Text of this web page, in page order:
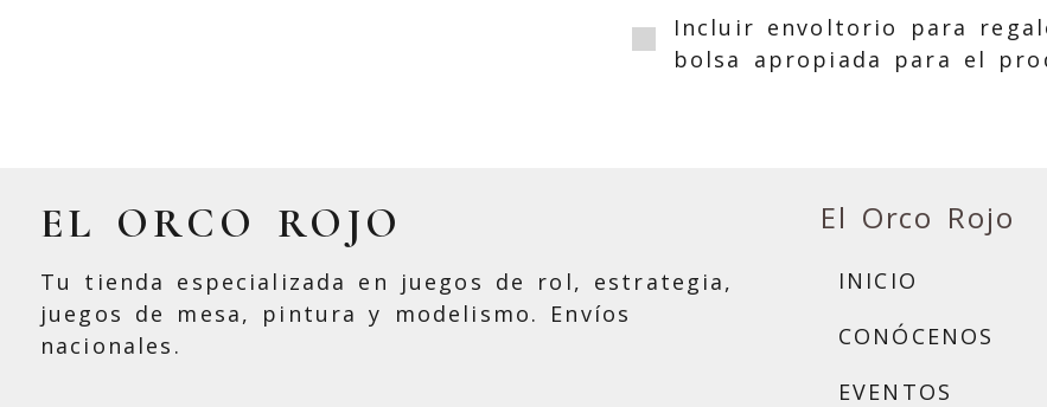
Incluir envoltorio para
bolsa apropiada para el
EL ORCO ROJO
Tu tienda especializada en juegos de rol, estrategia,
juegos de mesa, pintura y modelismo. Envíos
nacionales.
El Orco Rojo
INICIO
CONÓCENOS
EVENTOS